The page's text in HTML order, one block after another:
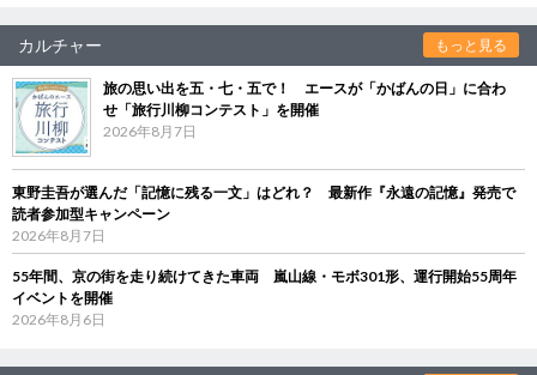
カルチャー もっと見る
旅の思い出を五・七・五で！ エースが「かばんの日」に合わ
せ「旅行川柳コンテスト」を開催
2026年8月7日
東野圭吾が選んだ「記憶に残る一文」はどれ？ 最新作『永遠の記憶』発売で
読者参加型キャンペーン
2026年8月7日
55年間、京の街を走り続けてきた車両 嵐山線・モボ301形、運行開始55周年
イベントを開催
2026年8月6日